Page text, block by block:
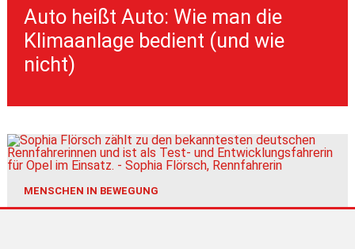
Auto heißt Auto: Wie man die
Klimaanlage bedient (und wie
nicht)
MENSCHEN IN BEWEGUNG
Sophia Flörsch, Rennfahrerin